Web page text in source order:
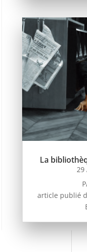
La
29
article publié